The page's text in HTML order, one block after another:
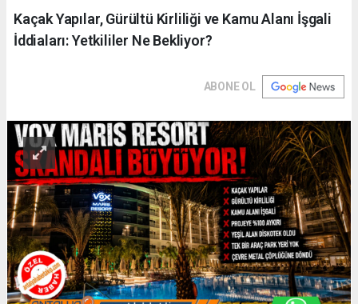
Kaçak Yapılar, Gürültü Kirliliği ve Kamu Alanı İşgali
İddiaları: Yetkililer Ne Bekliyor?
ABONE OL